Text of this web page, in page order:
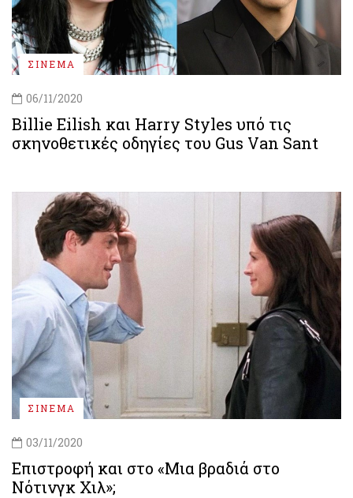
ΣΙΝΕΜΑ
06/11/2020
Billie Eilish και Harry Styles υπό τις
σκηνοθετικές οδηγίες του Gus Van Sant
ΣΙΝΕΜΑ
03/11/2020
Επιστροφή και στο «Μια βραδιά στο
Νότινγκ Χιλ»;